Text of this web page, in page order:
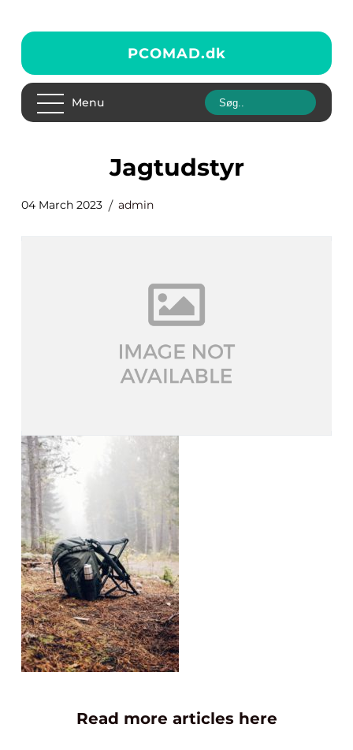
PCOMAD.dk
Menu
jagtudstyr
04 March 2023 admin
Read more articles here